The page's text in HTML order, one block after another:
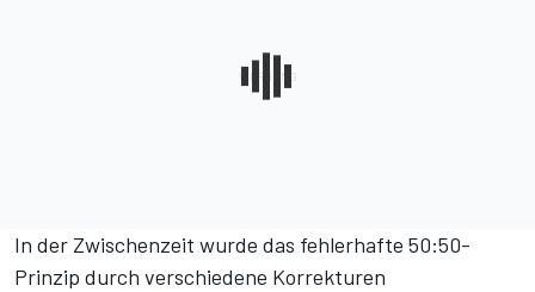
In der Zwischenzeit wurde das fehlerhafte 50:50-
Prinzip durch verschiedene Korrekturen